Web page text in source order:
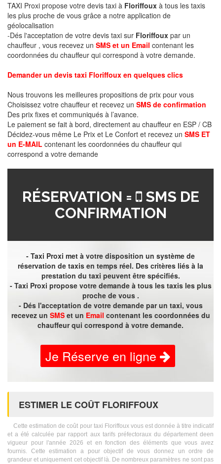
TAXI Proxi propose votre devis taxi à Floriffoux à tous les taxis
les plus proche de vous grâce a notre application de
géolocalisation
-Dés l'acceptation de votre devis taxi sur Floriffoux par un
chauffeur , vous recevez un SMS et un Email contenant les
coordonnées du chauffeur qui correspond à votre demande.
Demander un devis taxi Floriffoux en quelques clics
Nous trouvons les meilleures propositions de prix pour vous
Choisissez votre chauffeur et recevez un SMS de confirmation
Des prix fixes et communiqués à l’avance.
Le paiement se fait à bord, directement au chauffeur en ESP / CB
Décidez-vous même Le Prix et Le Confort et recevez un SMS ET
un E-MAIL contenant les coordonnées du chauffeur qui
correspond a votre demande
RÉSERVATION =
SMS DE
CONFIRMATION
- Taxi Proxi met à votre disposition un système de
réservation de taxis en temps réel. Des critères liés à la
prestation du taxi peuvent être spécifiés.
- Taxi Proxi propose votre demande à tous les taxis les plus
proche de vous .
- Dés l'acceptation de votre demande par un taxi, vous
recevez un SMSet un Email contenant les coordonnées du
chauffeur qui correspond à votre demande.
Je Réserve en ligne
ESTIMER LE COÛT FLORIFFOUX
Cette estimation de coût pour taxi Floriffoux vous est donnée à titre indicatif
et a été calculée par rapport aux tarifs préfectoraux du département deen
vigueur pour l'année 2026 et en fonction des éléments que vous avez
fournis. Cette estimation a pour objectif de vous donnez un ordre de
grandeur et uniquement cet objectif là. De nombreux paramètres ne sont pas